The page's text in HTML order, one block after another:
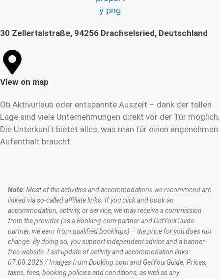
30 Zellertalstraße, 94256 Drachselsried, Deutschland
View on map
Ob Aktivurlaub oder entspannte Auszeit – dank der tollen
Lage sind viele Unternehmungen direkt vor der Tür möglich.
Die Unterkunft bietet alles, was man für einen angenehmen
Aufenthalt braucht.
Note:Most of the activities and accommodations we recommend are
linked via so-called affiliate links. If you click and book an
accommodation, activity, or service, we may receive a commission
from the provider (as a Booking.com partner and GetYourGuide
partner, we earn from qualified bookings) – the price for you does not
change. By doing so, you support independent advice and a banner-
free website. Last update of activity and accommodation links:
07.08.2026 / Images from Booking.com and GetYourGuide. Prices,
taxes, fees, booking policies and conditions, as well as any